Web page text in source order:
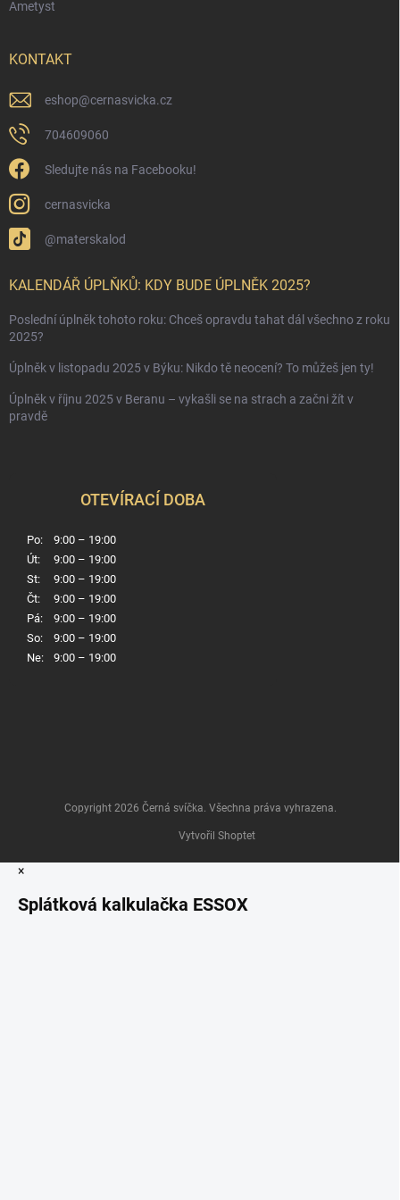
Ametyst
KONTAKT
eshop@cernasvicka.cz
704609060
Sledujte nás na Facebooku!
cernasvicka
@materskalod
KALENDÁŘ ÚPLŇKŮ: KDY BUDE ÚPLNĚK 2025?
Poslední úplněk tohoto roku: Chceš opravdu tahat dál všechno z roku
2025?
Úplněk v listopadu 2025 v Býku: Nikdo tě neocení? To můžeš jen ty!
Úplněk v říjnu 2025 v Beranu – vykašli se na strach a začni žít v
pravdě
OTEVÍRACÍ DOBA
Po:
9:00 – 19:00
Út:
9:00 – 19:00
St:
9:00 – 19:00
Čt:
9:00 – 19:00
Pá:
9:00 – 19:00
So:
9:00 – 19:00
Ne:
9:00 – 19:00
Vytvořil Shoptet
Copyright 2026 Černá svíčka. Všechna práva vyhrazena.
×
Splátková kalkulačka ESSOX